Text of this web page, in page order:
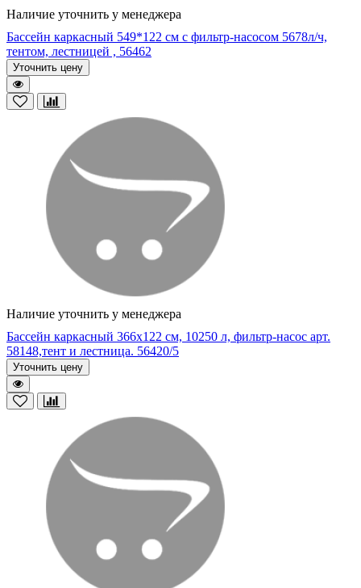
Наличие уточнить у менеджера
Бассейн каркасный 549*122 см с фильтр-насосом 5678л/ч,
тентом, лестницей , 56462
Уточнить цену
Наличие уточнить у менеджера
Бассейн каркасный 366х122 см, 10250 л, фильтр-насос арт.
58148,тент и лестница. 56420/5
Уточнить цену